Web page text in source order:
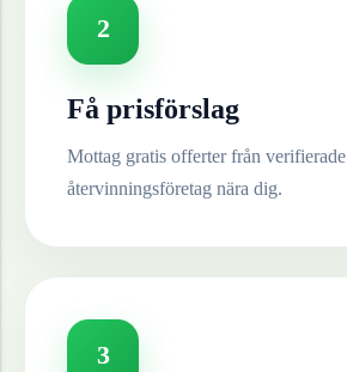
2
Få prisförslag
Mottag gratis offerter från verifierade
återvinningsföretag nära dig.
3